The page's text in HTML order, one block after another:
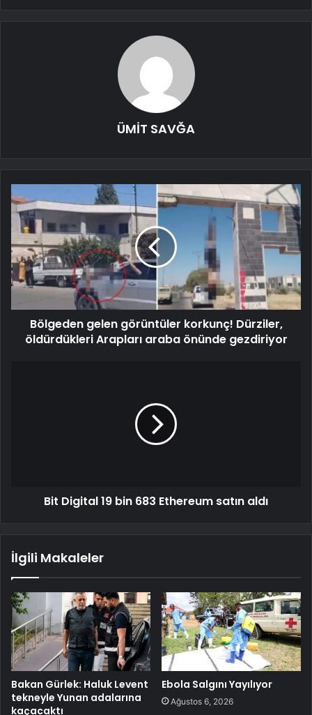
ÜMİT SAVĞA
Bölgeden gelen görüntüler korkunç! Dürziler,
öldürdükleri Arapları araba önünde gezdiriyor
Bit Digital 19 bin 683 Ethereum satın aldı
İlgili Makaleler
Bakan Gürlek: Haluk Levent
tekneyle Yunan adalarına
kaçacaktı
Ebola Salgını Yayılıyor
Ağustos 6, 2026